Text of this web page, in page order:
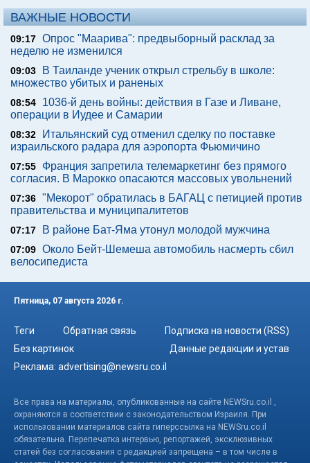
ВАЖНЫЕ НОВОСТИ
09:17 Опрос "Mаарива": предвыборный расклад за
неделю не изменился
09:03
В Таиланде ученик открыл стрельбу в школе:
множество убитых и раненых
08:54
1036-й день войны: действия в Газе и Ливане,
операции в Иудее и Самарии
08:32
Итальянский суд отменил сделку по поставке
израильского радара для аэропорта Фьюмичино
07:55
Франция запретила телемаркетинг без прямого
согласия. В Марокко опасаются массовых увольнений
07:36 "Мекорот" обратилась в БАГАЦ с петицией против
правительства и муниципалитетов
07:17 В районе Бат-Яма утонул молодой мужчина
07:09 Около Бейт-Шемеша автомобиль насмерть сбил
велосипедиста
Пятница, 07 августа 2026 г.
Теги Обратная связь
Подписка на новости (RSS)
Без картинок
Данные редакции и устав
Реклама: advertising@newsru.co.il
Все права на материалы, опубликованные на сайте NEWSru.co.il ,
охраняются в соответствии с законодательством Израиля. При
использовании материалов сайта гиперссылка на NEWSru.co.il
обязательна. Перепечатка интервью, репортажей, эксклюзивных
статей без согласования с редакцией запрещена – в том числе в